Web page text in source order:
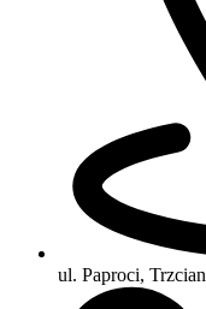
ul. Paproci,